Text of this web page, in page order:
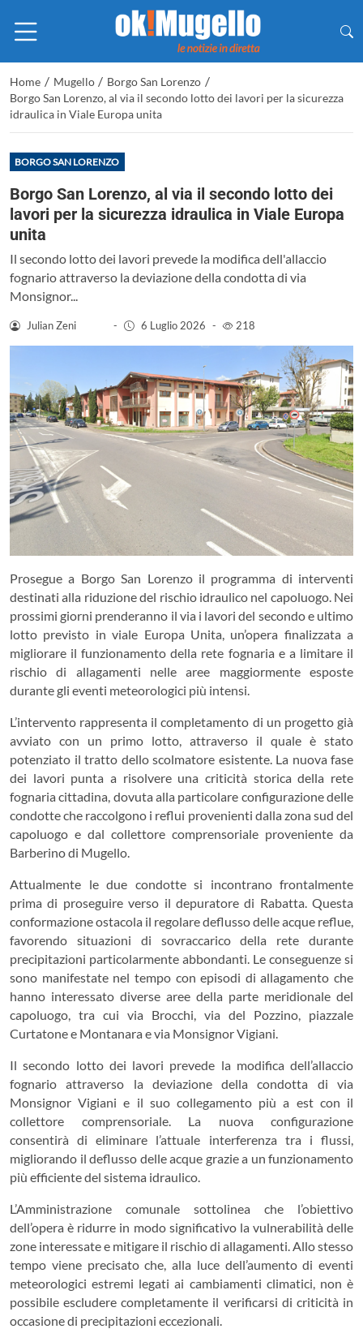
Home / Mugello / Borgo San Lorenzo /
Borgo San Lorenzo, al via il secondo lotto dei lavori per la sicurezza
idraulica in Viale Europa unita
BORGO SAN LORENZO
Borgo San Lorenzo, al via il secondo lotto dei
lavori per la sicurezza idraulica in Viale Europa
unita
Il secondo lotto dei lavori prevede la modifica dell'allaccio
fognario attraverso la deviazione della condotta di via
Monsignor...
Julian Zeni - 6 Luglio 2026 - 218
Prosegue a Borgo San Lorenzo il programma di interventi
destinati alla riduzione del rischio idraulico nel capoluogo. Nei
prossimi giorni prenderanno il via i lavori del secondo e ultimo
lotto previsto in viale Europa Unita, un’opera finalizzata a
migliorare il funzionamento della rete fognaria e a limitare il
rischio di allagamenti nelle aree maggiormente esposte
durante gli eventi meteorologici più intensi.
L’intervento rappresenta il completamento di un progetto già
avviato con un primo lotto, attraverso il quale è stato
potenziato il tratto dello scolmatore esistente. La nuova fase
dei lavori punta a risolvere una criticità storica della rete
fognaria cittadina, dovuta alla particolare configurazione delle
condotte che raccolgono i reflui provenienti dalla zona sud del
capoluogo e dal collettore comprensoriale proveniente da
Barberino di Mugello.
Attualmente le due condotte si incontrano frontalmente
prima di proseguire verso il depuratore di Rabatta. Questa
conformazione ostacola il regolare deflusso delle acque reflue,
favorendo situazioni di sovraccarico della rete durante
precipitazioni particolarmente abbondanti. Le conseguenze si
sono manifestate nel tempo con episodi di allagamento che
hanno interessato diverse aree della parte meridionale del
capoluogo, tra cui via Brocchi, via del Pozzino, piazzale
Curtatone e Montanara e via Monsignor Vigiani.
Il secondo lotto dei lavori prevede la modifica dell’allaccio
fognario attraverso la deviazione della condotta di via
Monsignor Vigiani e il suo collegamento più a est con il
collettore comprensoriale. La nuova configurazione
consentirà di eliminare l’attuale interferenza tra i flussi,
migliorando il deflusso delle acque grazie a un funzionamento
più efficiente del sistema idraulico.
L’Amministrazione comunale sottolinea che l’obiettivo
dell’opera è ridurre in modo significativo la vulnerabilità delle
zone interessate e mitigare il rischio di allagamenti. Allo stesso
tempo viene precisato che, alla luce dell’aumento di eventi
meteorologici estremi legati ai cambiamenti climatici, non è
possibile escludere completamente il verificarsi di criticità in
occasione di precipitazioni eccezionali.